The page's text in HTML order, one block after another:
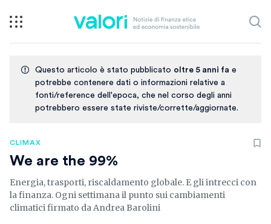
Questo articolo è stato pubblicato oltre 5 anni fa e
potrebbe contenere dati o informazioni relative a
fonti/reference dell'epoca, che nel corso degli anni
potrebbero essere state riviste/corrette/aggiornate.
CLIMAX
We are the 99%
Energia, trasporti, riscaldamento globale. E gli intrecci con
la finanza. Ogni settimana il punto sui cambiamenti
climatici firmato da Andrea Barolini